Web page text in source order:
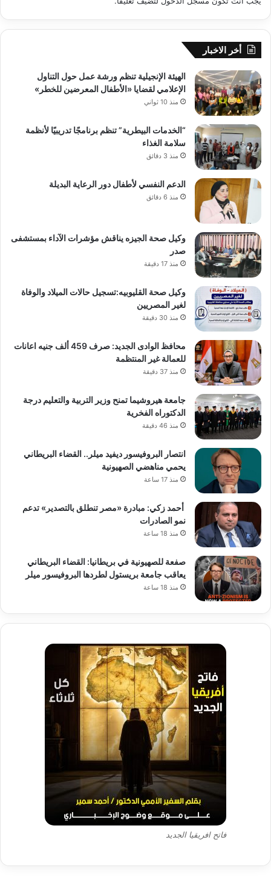
أخر الاخبار
الهيئة الإنجيلية تنظم ورشة عمل حول التناول
الإعلامي لقضايا «الأطفال المعرضين للخطر»
منذ 10 ثواني
“الخدمات البيطرية” تنظم برنامجًا تدريبيًا لأنظمة
سلامة الغذاء
منذ 3 دقائق
الدعم النفسي لأطفال دور الرعاية البديلة
منذ 6 دقائق
وكيل صحة الجيزه يناقش مؤشرات الآداء بمستشفى
صدر
منذ 17 دقيقة
وكيل صحة القليوبيه:تسجيل حالات الميلاد والوفاة
لغير المصريين
منذ 30 دقيقة
محافظ الوادى الجديد: صرف 459 ألف جنيه اعانات
للعمالة غير المنتظمة
منذ 37 دقيقة
جامعة هيروشيما تمنح وزير التربية والتعليم درجة
الدكتوراه الفخرية
منذ 46 دقيقة
انتصار البروفيسور ديفيد ميلر.. القضاء البريطاني
يحمي مناهضي الصهيونية
منذ 17 ساعة
أحمد زكي: مبادرة «مصر تنطلق بالتصدير» تدعم
نمو الصادرات
منذ 18 ساعة
صفعة للصهيونية في بريطانيا: القضاء البريطاني
يعاقب جامعة بريستول لطردها البروفيسور ميلر
منذ 18 ساعة
فاتح افريقيا الجديد